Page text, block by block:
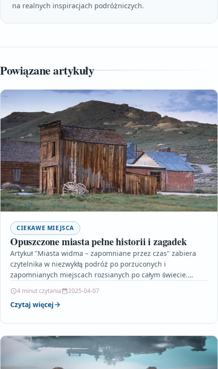
na realnych inspiracjach podróżniczych.
Powiązane artykuły
CIEKAWE MIEJSCA
Opuszczone miasta pełne historii i zagadek
Artykuł "Miasta widma – zapomniane przez czas" zabiera
czytelnika w niezwykłą podróż po porzuconych i
zapomnianych miejscach rozsianych po całym świecie.
4 minut czytania 2025-04-07
Czytaj więcej